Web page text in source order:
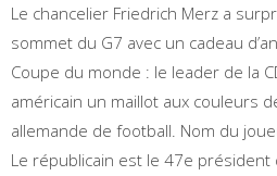
Le chancelier Friedrich Merz a
sommet du G7 avec un cadeau
Coupe du monde : le leader de la
américain un maillot aux couleurs
allemande de football. Nom du
Le républicain est le 47e président